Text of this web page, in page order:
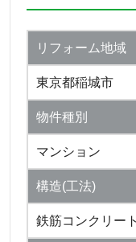
リフォーム地域
東京都稲城市
物件種別
マンション
構造(工法)
鉄筋コンクリー